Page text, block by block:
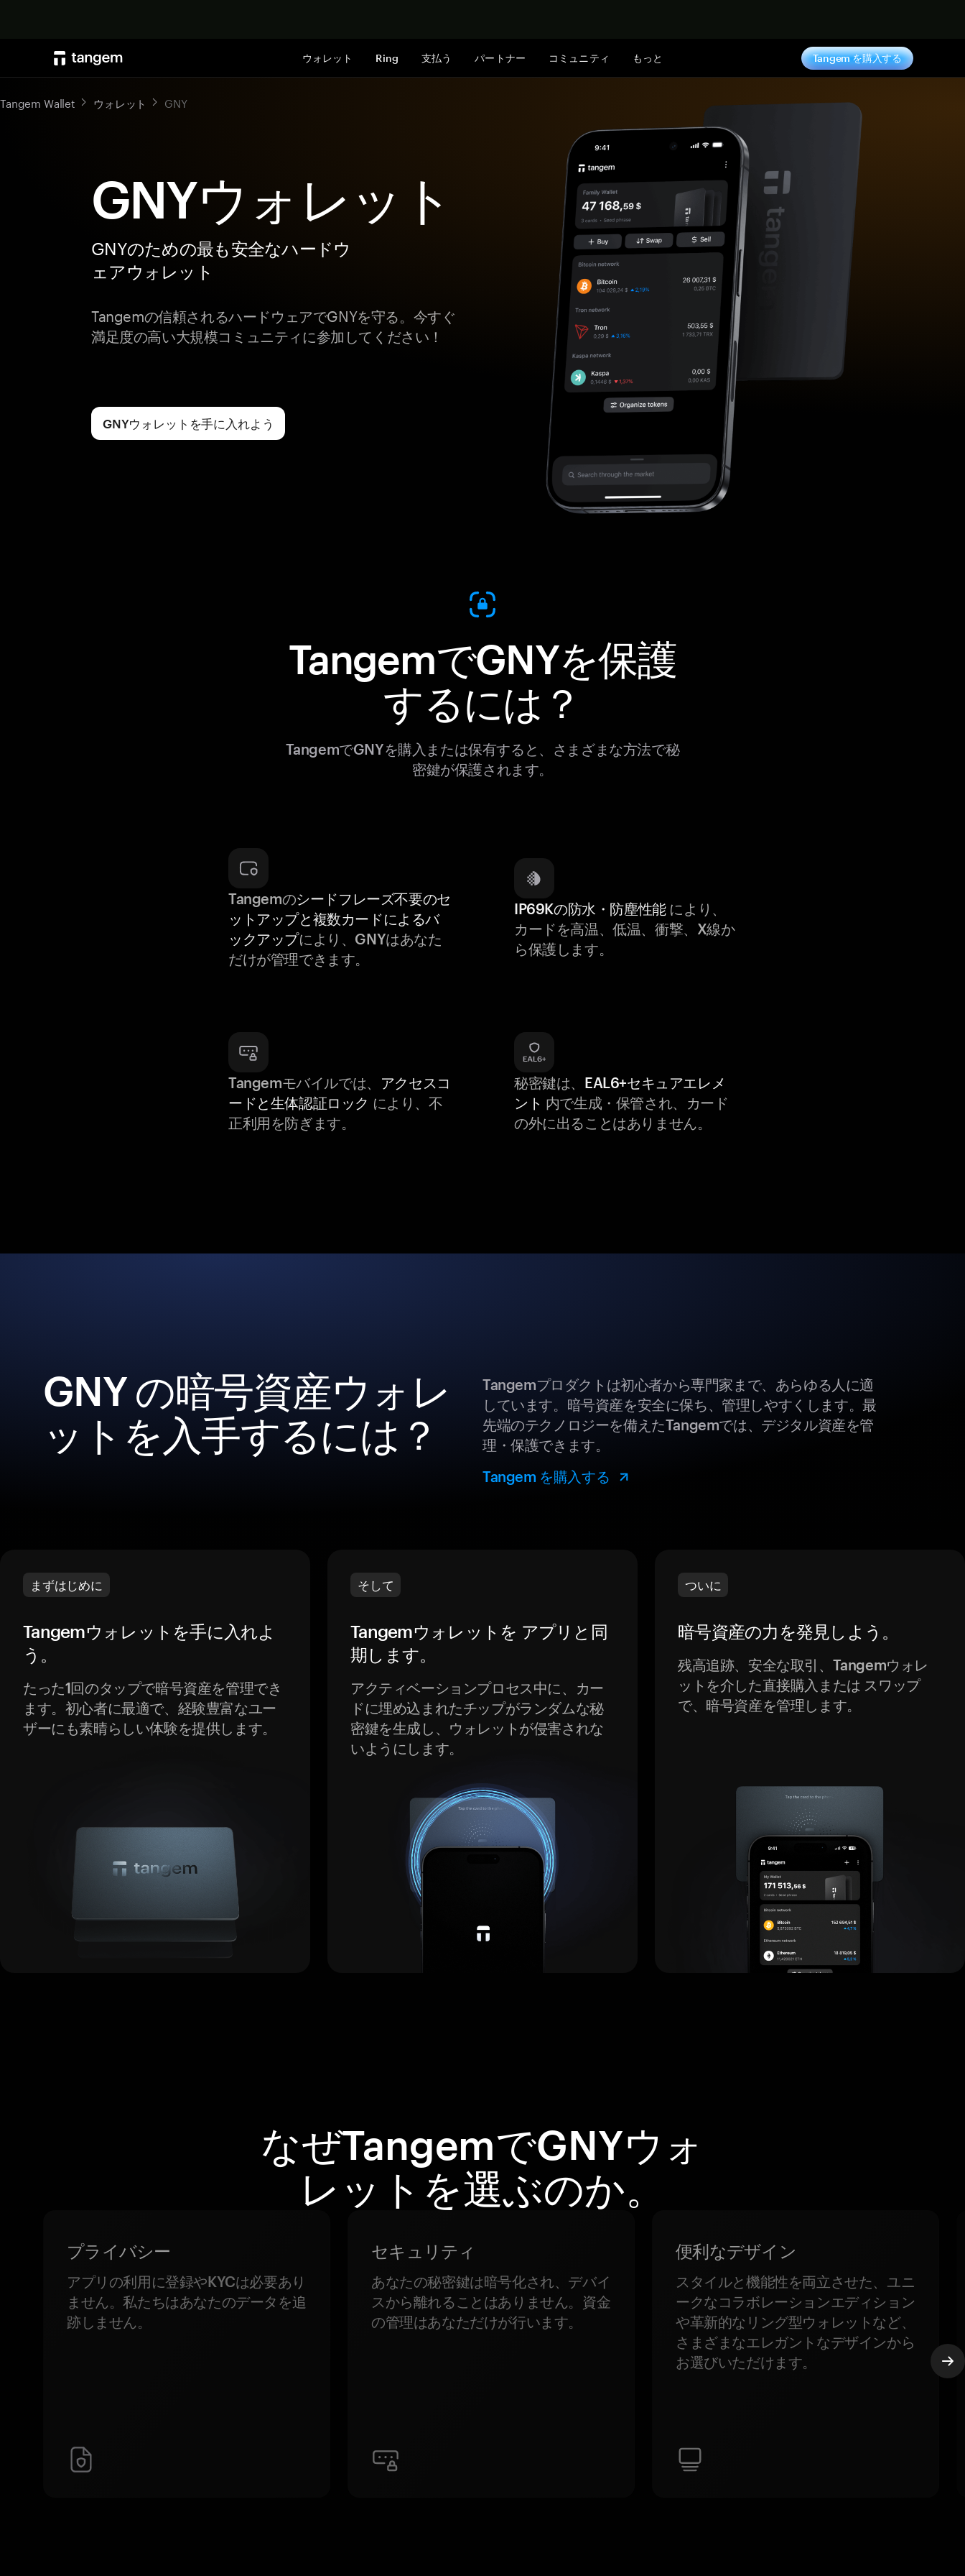
ウォレット Ring 支払う パートナー コミュニティ もっと Tangem を購入する
Tangem Wallet ウォレット GNY
GNYウォレット
GNYのための最も安全なハードウ
ェアウォレット
Tangemの信頼されるハードウェアでGNYを守る。今すぐ
満足度の高い大規模コミュニティに参加してください！
GNYウォレットを手に入れよう
TangemでGNYを保護
するには？
TangemでGNYを購入または保有すると、さまざまな方法で秘
密鍵が保護されます。
Tangemのシードフレーズ不要のセ
ットアップと複数カードによるバ
ックアップにより、GNYはあなた
だけが管理できます。
IP69Kの防水・防塵性能により、
カードを高温、低温、衝撃、X線か
ら保護します。
Tangemモバイルでは、 アクセスコ
ードと生体認証ロック により、不
正利用を防ぎます。
秘密鍵は、 EAL6+セキュアエレメ
ント 内で生成・保管され、カード
の外に出ることはありません。
GNY の暗号資産ウォレ
ットを入手するには？
Tangemプロダクトは初心者から専門家まで、あらゆる人に適
しています。暗号資産を安全に保ち、管理しやすくします。最
先端のテクノロジーを備えたTangemでは、デジタル資産を管
理・保護できます。
Tangem を購入する
まずはじめに
Tangemウォレットを手に入れよ
う。
たった1回のタップで暗号資産を管理でき
ます。初心者に最適で、経験豊富なユー
ザーにも素晴らしい体験を提供します。
そして
Tangemウォレットを アプリと同
期します。
アクティベーションプロセス中に、カー
ドに埋め込まれたチップがランダムな秘
密鍵を生成し、ウォレットが侵害されな
いようにします。
ついに
暗号資産の力を発見しよう。
残高追跡、安全な取引、Tangemウォレ
ットを介した直接購入または スワップ
で、暗号資産を管理します。
なぜTangemでGNYウォ
レットを選ぶのか。
プライバシー
アプリの利用に登録やKYCは必要あり
ません。私たちはあなたのデータを追
跡しません。
セキュリティ
あなたの秘密鍵は暗号化され、デバイ
スから離れることはありません。資金
の管理はあなただけが行います。
便利なデザイン
スタイルと機能性を両立させた、ユニ
ークなコラボレーションエディション
や革新的なリング型ウォレットなど、
さまざまなエレガントなデザインから
お選びいただけます。